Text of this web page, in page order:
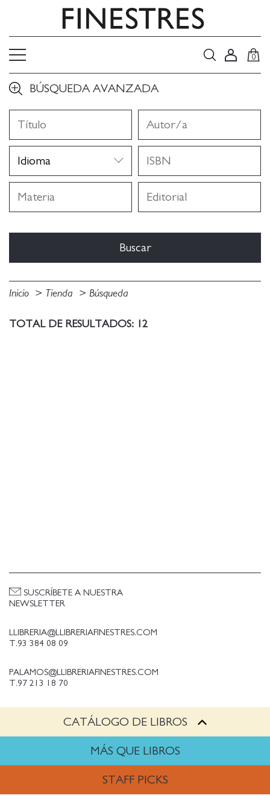
0
BÚSQUEDA AVANZADA
Inicio Tienda Búsqueda
TOTAL DE RESULTADOS: 12
CATÁLOGO DE LIBROS
MÁS QUE LIBROS
STAFF PICKS
LLIBRERIA@LLIBRERIAFINESTRES.COM
T.93 384 08 09
PALAMOS@LLIBRERIAFINESTRES.COM
T.97 213 18 70
PALESTINA@LLIBRERIAFINESTRES.COM
TRABAJA CON NOSOTROS
SUSCRÍBETE A NUESTRA
NEWSLETTER